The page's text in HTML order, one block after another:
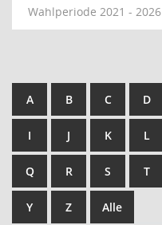
Wahlperiode 2021 - 2026
A B C D
I J K L
Q R S T
Y Z Alle